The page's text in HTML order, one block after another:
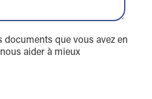
documents que vous avez en
aider à mieux